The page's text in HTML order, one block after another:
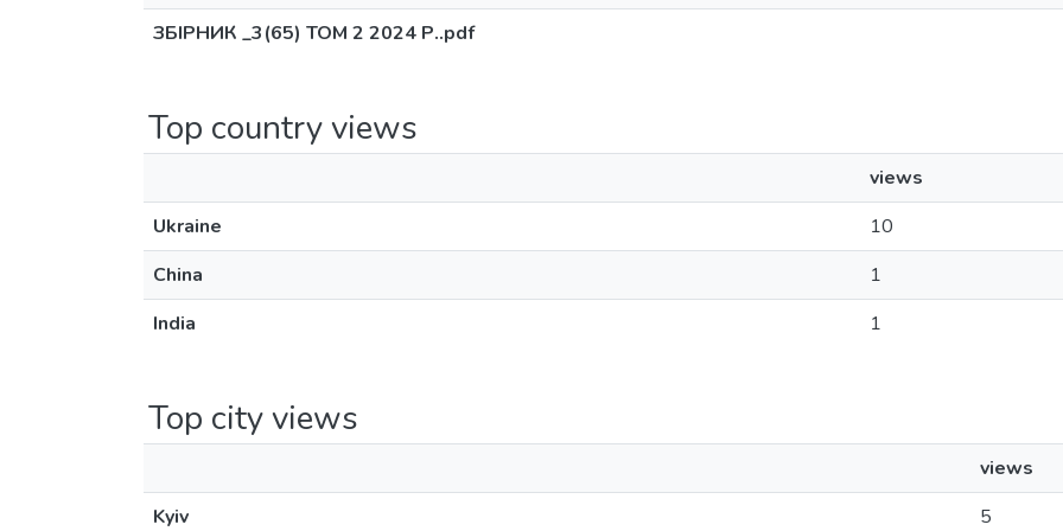
ЗБIРНИК _3(65) ТОМ 2 2024 Р..pdf
Top country views
views
Ukraine
10
China
1
India
1
Top city views
views
Kyiv
5